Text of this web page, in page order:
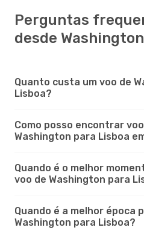
Perguntas
desde
Quanto custa um voo de
Lisboa?
Como posso encontrar
Washington para Lisboa
Quando é o melhor
voo de Washington para
Quando é a melhor época
Washington para Lisboa?